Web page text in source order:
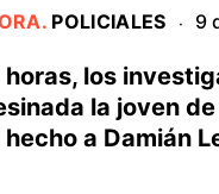
. POLICIALES · 9
horas, los
la joven
a Damián